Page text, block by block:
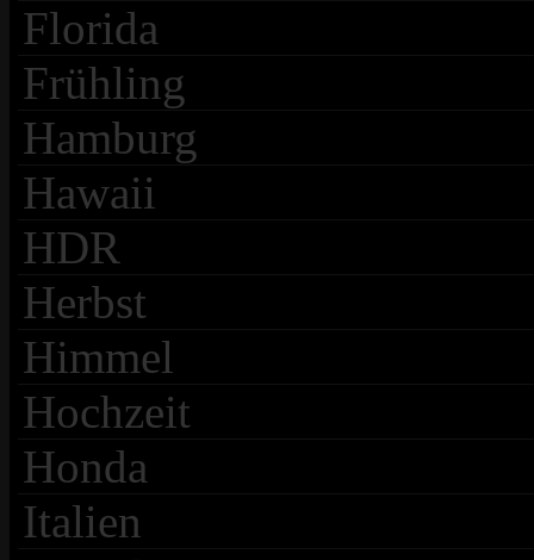
Florida
Frühling
Hamburg
Hawaii
HDR
Herbst
Himmel
Hochzeit
Honda
Italien